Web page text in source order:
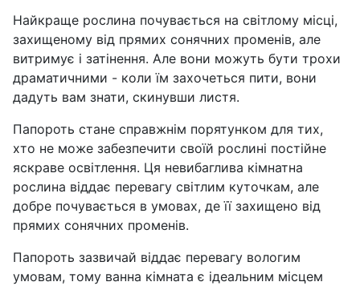
Найкраще рослина почувається на світлому місці,
захищеному від прямих сонячних променів, але
витримує і затінення. Але вони можуть бути трохи
драматичними - коли їм захочеться пити, вони
дадуть вам знати, скинувши листя.
Папороть стане справжнім порятунком для тих,
хто не може забезпечити своїй рослині постійне
яскраве освітлення. Ця невибаглива кімнатна
рослина віддає перевагу світлим куточкам, але
добре почувається в умовах, де її захищено від
прямих сонячних променів.
Папороть зазвичай віддає перевагу вологим
умовам, тому ванна кімната є ідеальним місцем